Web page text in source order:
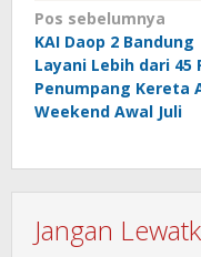
Navigasi
pos
Pos sebelumnya
KAI Daop 2 Bandung
Layani Lebih dari 45
Penumpang Kereta
Weekend Awal Juli
Jangan